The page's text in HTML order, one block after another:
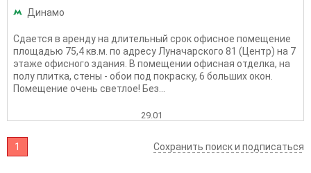
Динамо
Сдается в аренду на длительный срок офисное помещение
площадью 75,4 кв.м. по адресу Луначарского 81 (Центр) на 7
этаже офисного здания. В помещении офисная отделка, на
полу плитка, стены - обои под покраску, 6 больших окон.
Помещение очень светлое! Без...
29.01
1 Сохранить поиск и подписаться